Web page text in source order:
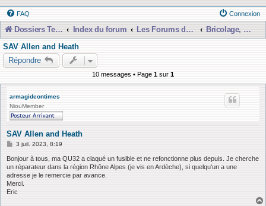
FAQ Connexion
Dossiers Techniques Index du forum Les Forums de Discussions
Bricolage, Dépannage, Construction
SAV Allen and Heath
Répondre
10 messages • Page 1 sur 1
armagideontimes
NiouMember
SAV Allen and Heath
M
s
s
a
g
e
3 juil. 2023, 8:19
Bonjour à tous, ma QU32 a claqué un fusible et ne refonctionne plus depuis. Je cherche
un réparateur dans la région Rhône Alpes (je vis en Ardèche), si quelqu'un a une
adresse je le remercie par avance.
Merci.
Eric